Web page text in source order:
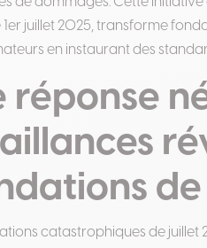
1er juillet 2025, transforme
en instaurant des
réponse
de
catastrophiques de juillet